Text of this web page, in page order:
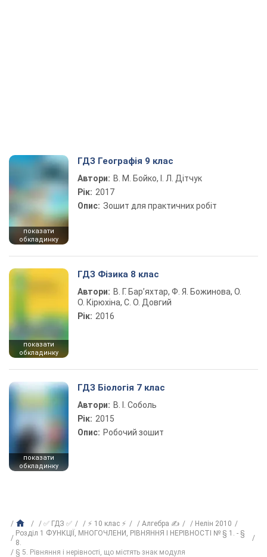
показати
обкладинку
ГДЗ Географія 9 клас
Автори: В. М. Бойко, І. Л. Дітчук
Рік: 2017
Опис: Зошит для практичних робіт
показати
обкладинку
ГДЗ Фізика 8 клас
Автори: В. Г. Бар’яхтар, Ф. Я. Божинова, О.
О. Кірюхіна, С. О. Довгий
Рік: 2016
показати
обкладинку
ГДЗ Біологія 7 клас
Автори: В. І. Соболь
Рік: 2015
Опис: Робочий зошит
✅ ГДЗ ✅ ⚡ 10 клас ⚡ Алгебра ✍
Нелін 2010
Розділ 1 ФУНКЦІЇ, МНОГОЧЛЕНИ, РІВНЯННЯ І НЕРІВНОСТІ № § 1. - §
8.
§ 5. Рівняння і нерівності, що містять знак модуля